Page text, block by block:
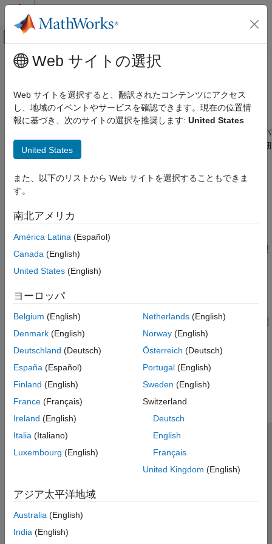
コンテンツへスキップ
オフキャンバス ナビゲーション メ
ドキュメンテーションのホーム
FPGA、ASIC、および SoC 開発
Fixed-Point Designer
固定小数点の指定
MATLAB での固定小数点の指定
作成
固定小数点演算関数
プログラミングとデータ型のための関数
Simulink での固定小数点の指定
メインコンテンツ
MATLAB での固定小数点の指定
MATLAB で固定小数点データ型を作成して使用する
設計にアプリケーション固有の語長、2 進小数点スケーリング、
任意の傾きおよびバイアス スケーリングを持つ固定小数点プロパ
ティを指定して、丸めモードやオーバーフロー モードなどの詳細
を制御します。
カテゴリ
固定小数点データ作成のための
データのキャストと量子化
固定小数点データ型と浮動小数点データ型への量子化、データ型
間のキャスト
固定小数点演算関数
固定小数点データ型をサポートする MATLAB 関数
ビット演算用の関数、データ型演算子とツール、プログラムの制
御
Web サイトの選択
Web サイトを選択すると、翻訳されたコンテンツにアクセス
し、地域のイベントやサービスを確認できます。現在の位置情
報に基づき、次のサイトの選択を推奨します: United States
United States
また、以下のリストから Web サイトを選択することもできま
す。
南北アメリカ
América Latina (Español)
Canada (English)
United States (English)
ヨーロッパ
Belgium (English)
Denmark (English)
Deutschland (Deutsch)
España (Español)
Finland (English)
France (Français)
Ireland (English)
Italia (Italiano)
Luxembourg (English)
Netherlands(English)
Norway(English)
Österreich (Deutsch)
Portugal(English)
Sweden (English)
Switzerland
Deutsch
English
Français
United Kingdom (English)
アジア太平洋地域
Australia (English)
India (English)